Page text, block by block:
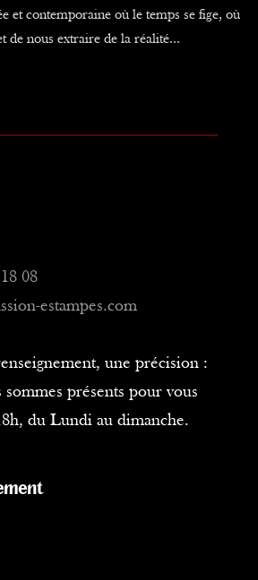
et contemporaine où le temps se fige, où
de nous extraire de la réalité...
08
estampes.com
une précision :
sommes présents pour vous
du Lundi au dimanche.